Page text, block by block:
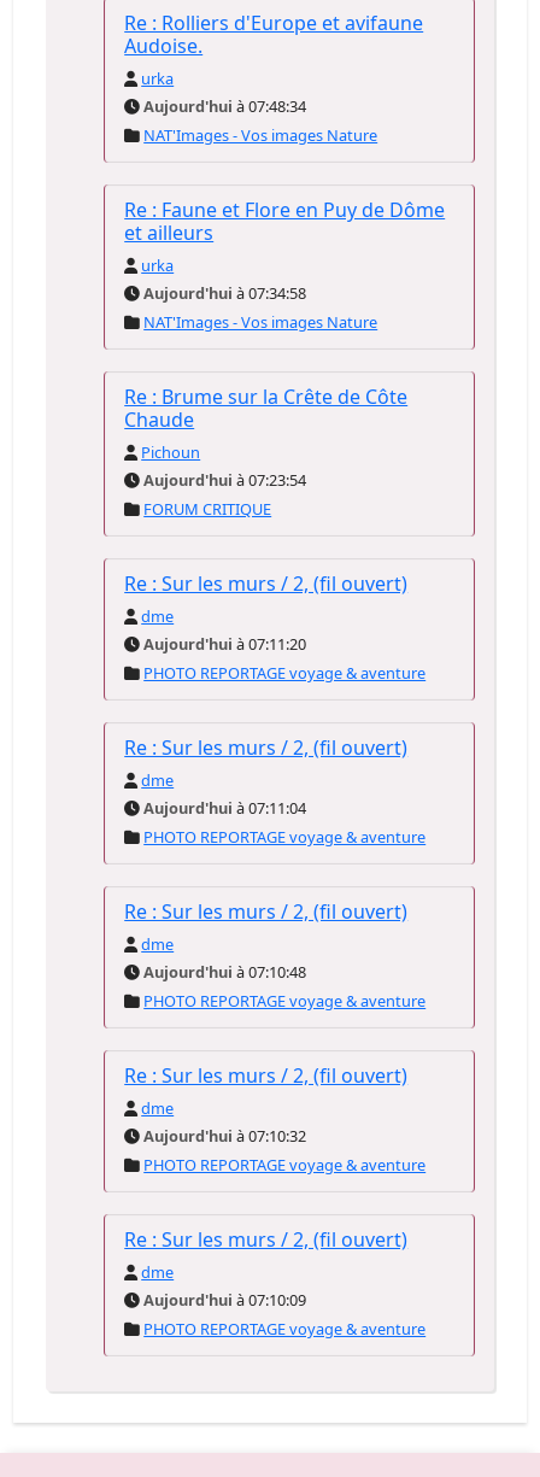
Re : Rolliers d'Europe et avifaune
Audoise.
urka
Aujourd'hui à 07:48:34
NAT'Images - Vos images Nature
Re : Faune et Flore en Puy de Dôme
et ailleurs
urka
Aujourd'hui à 07:34:58
NAT'Images - Vos images Nature
Re : Brume sur la Crête de Côte
Chaude
Pichoun
Aujourd'hui à 07:23:54
FORUM CRITIQUE
Re : Sur les murs / 2, (fil ouvert)
dme
Aujourd'hui à 07:11:20
PHOTO REPORTAGE voyage & aventure
Re : Sur les murs / 2, (fil ouvert)
dme
Aujourd'hui à 07:11:04
PHOTO REPORTAGE voyage & aventure
Re : Sur les murs / 2, (fil ouvert)
dme
Aujourd'hui à 07:10:48
PHOTO REPORTAGE voyage & aventure
Re : Sur les murs / 2, (fil ouvert)
dme
Aujourd'hui à 07:10:32
PHOTO REPORTAGE voyage & aventure
Re : Sur les murs / 2, (fil ouvert)
dme
Aujourd'hui à 07:10:09
PHOTO REPORTAGE voyage & aventure